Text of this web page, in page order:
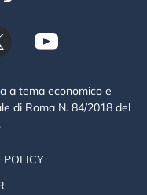
a tema economico e
di Roma N. 84/2018 del
POLICY